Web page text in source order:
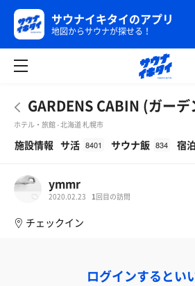
サウナイキタイのアプリ
地図からサウナが探せる！
GARDENS CABIN (ガー
ホテル・旅館 - 北海道 札幌市
施設情報 サ活 8401 サウナ飯 834 宿泊
ymmr
2020.02.23 1 回目の訪問
チェックイン
ログインするとい